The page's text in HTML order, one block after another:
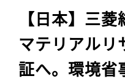
【日本】三
マテリアルリ
証へ。環境省